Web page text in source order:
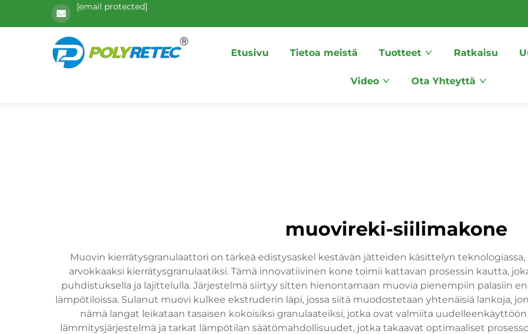
[email protected]
Etusivu Tietoa meistä Tuotteet Ratkaisu
Video Ota Yhteyttä
muovireki-siilimakone
Muovin kierrätysgranulaattori on tärkeä edistysaskel kestävän jätteiden käsittelyn
arvokkaaksi kierrätysgranulaatiksi. Tämä innovatiivinen kone toimii kattavan prosessin kautta,
puhdistuksella ja lajittelulla. Järjestelmä siirtyy sitten hienontamaan muovia pienempiin palasiin
lämpötiloissa. Sulanut muovi kulkee ekstruderin läpi, jossa siitä muodostetaan yhtenäisiä lankoja,
nämä langat leikataan tasaisen kokoisiksi granulaateiksi, jotka ovat valmiita
lämmitysjärjestelmä ja tarkat lämpötilan säätömahdollisuudet, jotka takaavat optimaaliset